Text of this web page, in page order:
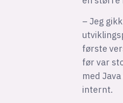
– Jeg
første
før var
med
internt.